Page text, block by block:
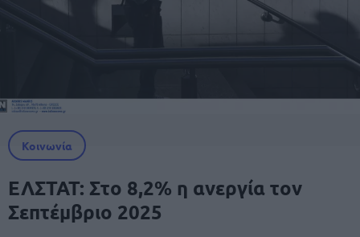
Κοινωνία
ΕΛΣΤΑΤ: Στο 8,2% η ανεργία τον
Σεπτέμβριο 2025